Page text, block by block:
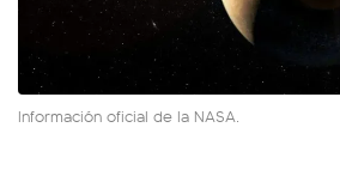
Información oficial de la NASA.